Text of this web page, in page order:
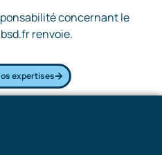
concernant le
renvoie.
expertises